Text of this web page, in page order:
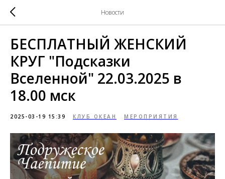
Новости
БЕСПЛАТНЫЙ ЖЕНСКИЙ
КРУГ "Подсказки
Вселенной" 22.03.2025 в
18.00 мск
2025-03-19 15:39 КЛУБ ОКЕАН МЕРОПРИЯТИЯ